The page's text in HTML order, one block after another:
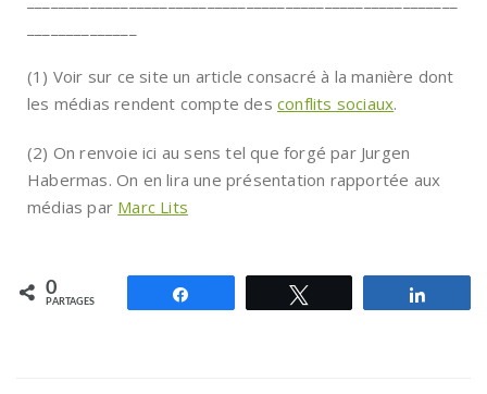
(1) Voir sur ce site un article consacré à la manière dont
les médias rendent compte des conflits sociaux.
(2) On renvoie ici au sens tel que forgé par Jurgen
Habermas. On en lira une présentation rapportée aux
médias par Marc Lits
0
PARTAGES